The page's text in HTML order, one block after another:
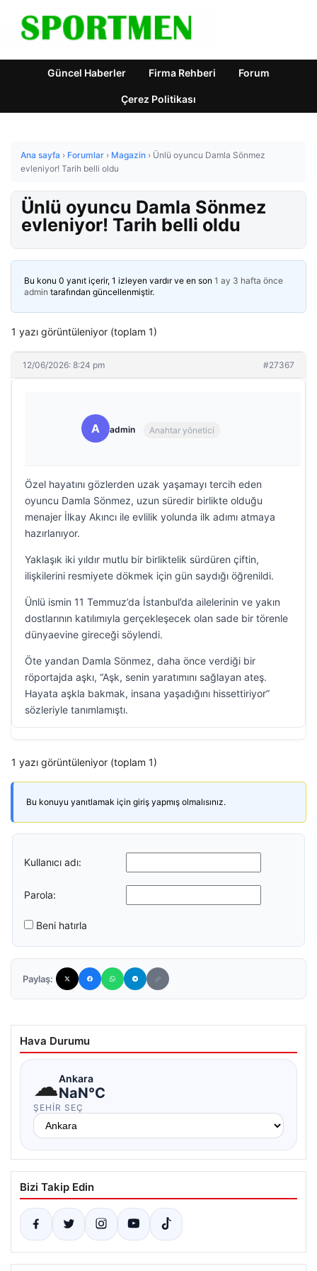
Güncel Haberler Firma Rehberi Forum
Çerez Politikası
Ana sayfa › Forumlar › Magazin › Ünlü oyuncu Damla Sönmez
evleniyor! Tarih belli oldu
Ünlü oyuncu Damla Sönmez
evleniyor! Tarih belli oldu
Bu konu 0 yanıt içerir, 1 izleyen vardır ve en son 1 ay 3 hafta önce
admin tarafından güncellenmiştir.
1 yazı görüntüleniyor (toplam 1)
12/06/2026: 8:24 pm #27367
A admin Anahtar yönetici
Özel hayatını gözlerden uzak yaşamayı tercih eden
oyuncu Damla Sönmez, uzun süredir birlikte olduğu
menajer İlkay Akıncı ile evlilik yolunda ilk adımı atmaya
hazırlanıyor.
Yaklaşık iki yıldır mutlu bir birliktelik sürdüren çiftin,
ilişkilerini resmiyete dökmek için gün saydığı öğrenildi.
Ünlü ismin 11 Temmuz’da İstanbul’da ailelerinin ve yakın
dostlarının katılımıyla gerçekleşecek olan sade bir törenle
dünyaevine gireceği söylendi.
Öte yandan Damla Sönmez, daha önce verdiği bir
röportajda aşkı, “Aşk, senin yaratımını sağlayan ateş.
Hayata aşkla bakmak, insana yaşadığını hissettiriyor”
sözleriyle tanımlamıştı.
1 yazı görüntüleniyor (toplam 1)
Bu konuyu yanıtlamak için giriş yapmış olmalısınız.
Kullanıcı adı:
Parola:
Beni hatırla
Paylaş:
Hava Durumu
☁Ankara
NaN°C
ŞEHIR SEÇ
Bizi Takip Edin